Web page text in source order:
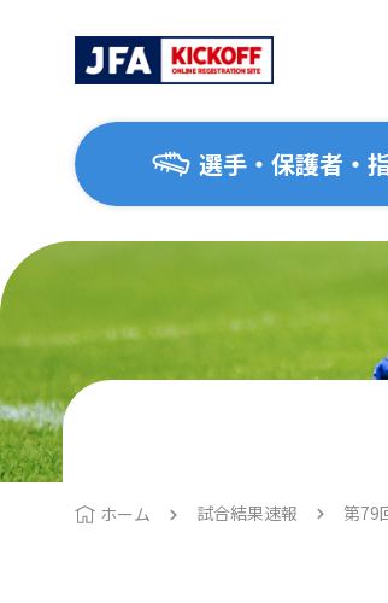
選手・保護者・
大会・イベント
1種（一般・大学）
4種（小学生）
はじめてのサッカー
協会概要
地区協会
ホーム 試合結果速報 第79